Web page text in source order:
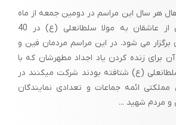
هر سال این مراسم در دومین جمعه از ماه
مهر با شرکت جمعی از عاشقان به مولا سلطانعلی (ع) در 40
می شود. در این مراسم مردمان فین و
برای زنده کردن یاد اجداد مطهرشان که با
(ع) شتافته بودند شرکت میکنند در
ائمه جماعات و تعدادی نمایندگان
مردم شهید ...